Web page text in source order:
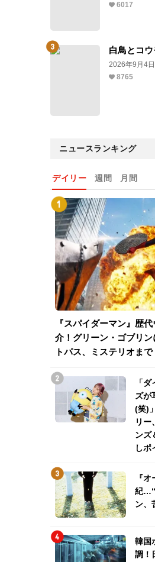
6017
白鳥とコウ
2026年9月4
8765
ニュースランキング
デイリー 週間 月間
『スパイダーマン』歴
介！グリーン・ゴブリ
トパス、ミステリオまで
「
ズが
(笑)
リー
ンズ
しポ
『
紀…“
ン、
韓国
調！